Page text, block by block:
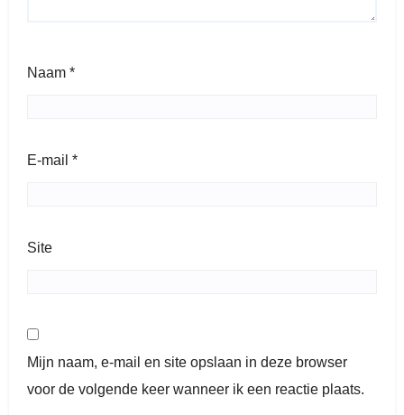
Naam *
E-mail *
Site
Mijn naam, e-mail en site opslaan in deze browser
voor de volgende keer wanneer ik een reactie plaats.